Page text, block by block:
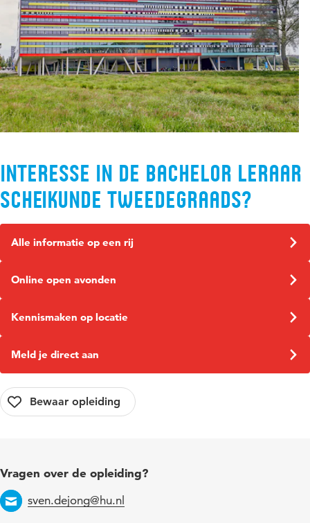
Interesse in de bachelor Leraar
Scheikunde tweedegraads?
Alle informatie op een rij
Online open avonden
Kennismaken op locatie
Meld je direct aan
Vragen over de opleiding?
Email
sven.dejong@hu.nl